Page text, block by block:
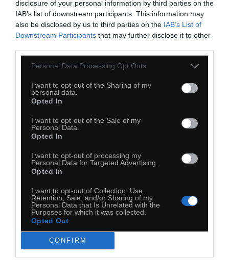
disclosure of your personal information by third parties on the
IAB’s list of downstream participants. This information may
also be disclosed by us to third parties on the IAB’s List of
Downstream Participants that may further disclose it to other
Personal Data Processing Opt Outs
I want to opt-out of the Sharing of my
personal data.
Opted In
I want to opt-out of the Sale of my
Personal Data.
Opted In
I want to opt-out of processing my
Personal Data for Targeted Advertising.
Opted In
I want to opt-out of Collection, Use,
Retention, Sale, and/or Sharing of my
Personal Data that Is Unrelated with the
Purposes for which it was collected.
Opted Out
CONFIRM
Dodaj do ulubionych Dodaj do przyjaciół